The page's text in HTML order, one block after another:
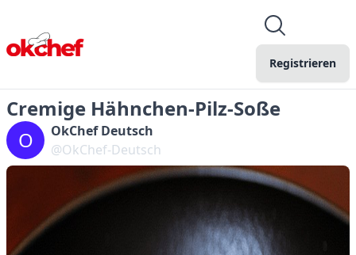
Registrieren
Cremige Hähnchen-Pilz-Soße
O
OkChef Deutsch
@OkChef-Deutsch